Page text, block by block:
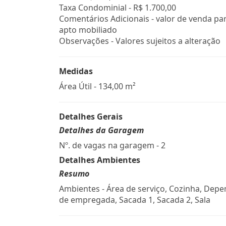
Taxa Condominial - R$ 1.700,00
Comentários Adicionais - valor de venda
apto mobiliado
Observações - Valores sujeitos a alteração
Medidas
Área Útil - 134,00 m²
Detalhes Gerais
Detalhes da Garagem
Nº. de vagas na garagem - 2
Detalhes Ambientes
Resumo
Ambientes - Área de serviço, Cozinha,
de empregada, Sacada 1, Sacada 2, Sala